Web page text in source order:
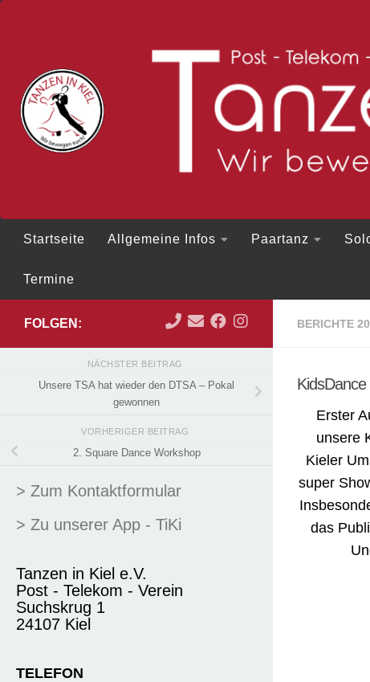
Startseite Allgemeine Infos Paartanz
Termine
BERICHTE
Erster
unsere
Kieler
super
das
FOLGEN:
NÄCHSTER BEITRAG
Unsere TSA hat wieder den DTSA – Pokal
gewonnen
VORHERIGER BEITRAG
2. Square Dance Workshop
> Zum Kontaktformular
> Zu unserer App - TiKi
Tanzen in Kiel e.V.
Post - Telekom - Verein
Suchskrug 1
24107 Kiel
TELEFON